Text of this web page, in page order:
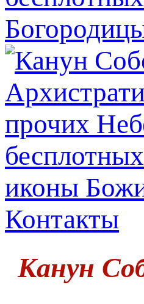
иконы
Контакты
Канун